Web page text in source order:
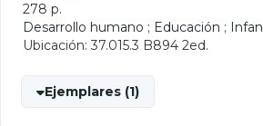
278 p.
Desarrollo humano ; Educación ;
Ubicación: 37.015.3 B894 2ed.
Ejemplares (1)